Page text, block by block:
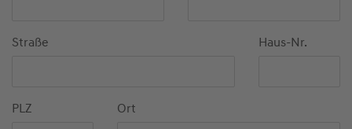
Straße Haus-Nr.
PLZ Ort